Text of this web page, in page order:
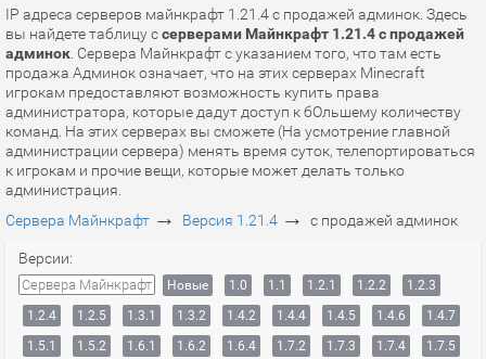
IP адреса серверов майнкрафт 1.21.4 с продажей админок. Здесь
вы найдете таблицу ссерверами Майнкрафт 1.21.4 с продажей
админок . Сервера Майнкрафт с указанием того, что там есть
продажа Админок означает, что на этих серверах Minecraft
игрокам предоставляют возможность купить права
администратора, которые дадут доступ к бОльшему количеству
команд. На этих серверах вы сможете (На усмотрение главной
администрации сервера) менять время суток, телепортироваться
к игрокам и прочие вещи, которые может делать только
администрация.
Сервера Майнкрафт → Версия 1.21.4 → с продажей админок
Версии:
Сервера Майнкрафт Новые 1.0 1.1 1.2.1 1.2.2
1.2.3
1.2.4
1.2.5 1.3.1 1.3.2 1.4.2 1.4.4 1.4.5 1.4.6
1.4.7
1.5.1
1.5.2 1.6.1 1.6.2 1.6.4 1.7.2 1.7.3 1.7.4
1.7.5